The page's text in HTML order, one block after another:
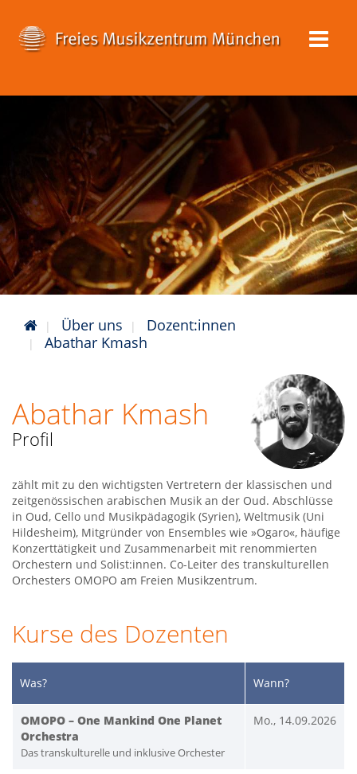
Über uns
Dozent:innen
Abathar Kmash
Abathar Kmash
Profil
zählt mit zu den wichtigsten Vertretern der klassischen und
zeitgenössischen arabischen Musik an der Oud. Abschlüsse
in Oud, Cello und Musikpädagogik (Syrien), Weltmusik (Uni
Hildesheim), Mitgründer von Ensembles wie »Ogaro«, häufige
Konzerttätigkeit und Zusammenarbeit mit renommierten
Orchestern und Solist:innen. Co-Leiter des transkulturellen
Orchesters OMOPO am Freien Musikzentrum.
Kurse des Dozenten
Was? Wann?
OMOPO – One Mankind One Planet
Orchestra
Das transkulturelle und inklusive Orchester
Mo., 14.09.2026